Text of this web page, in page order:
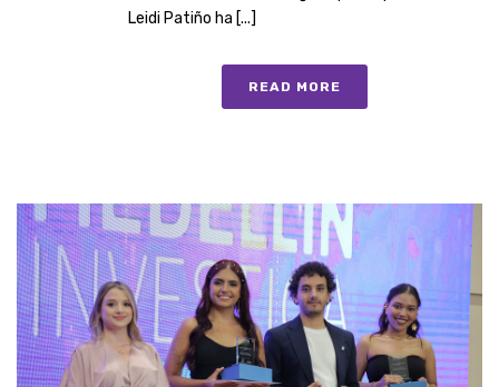
Leidi Patiño ha [...]
READ MORE